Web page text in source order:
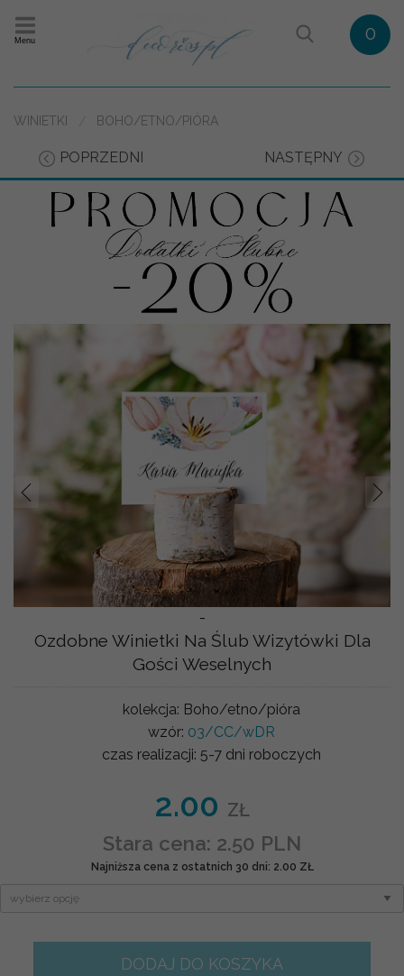
Menu 0
WINIETKI BOHO/ETNO/PIÓRA
POPRZEDNI NASTĘPNY
-
Prev
Ozdobne Winietki Na Ślub Wizytówki Dla
Gości Weselnych
kolekcja: Boho/etno/pióra
wzór: 03/CC/wDR
czas realizacji: 5-7 dni roboczych
2.00 ZŁ
Stara cena: 2.50 PLN
Najniższa cena z ostatnich 30 dni: 2.00 ZŁ
DODAJ DO KOSZYKA